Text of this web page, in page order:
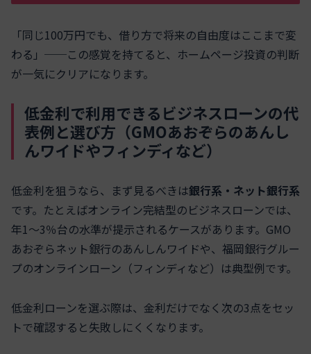
「同じ100万円でも、借り方で将来の自由度はここまで変
わる」──この感覚を持てると、ホームページ投資の判断
が一気にクリアになります。
低金利で利用できるビジネスローンの代
表例と選び方（GMOあおぞらのあんし
んワイドやフィンディなど）
低金利を狙うなら、まず見るべきは銀行系・ネット銀行系
です。たとえばオンライン完結型のビジネスローンでは、
年1〜3％台の水準が提示されるケースがあります。GMO
あおぞらネット銀行のあんしんワイドや、福岡銀行グルー
プのオンラインローン（フィンディなど）は典型例です。
低金利ローンを選ぶ際は、金利だけでなく次の3点をセッ
トで確認すると失敗しにくくなります。